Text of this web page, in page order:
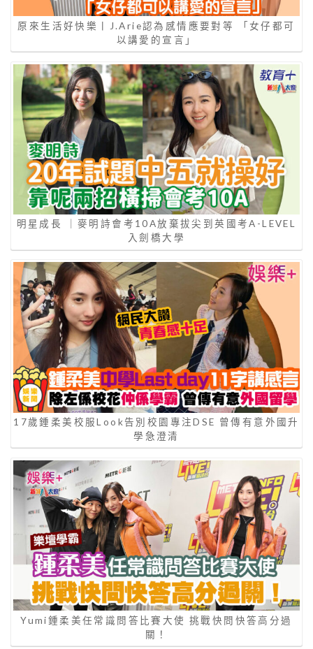
原來生活好快樂丨J.Arie認為感情應要對等 「女仔都可
以講愛的宣言」
明星成長 ｜麥明詩會考10A放棄拔尖到英國考A-LEVEL
入劍橋大學
17歲鍾柔美校服Look告別校園專注DSE 曾傳有意外國升
學急澄清
Yumi鍾柔美任常識問答比賽大使 挑戰快問快答高分過
關！